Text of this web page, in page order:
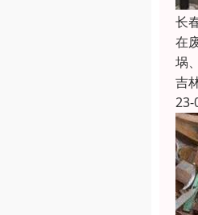
长
在
埚
吉
23-